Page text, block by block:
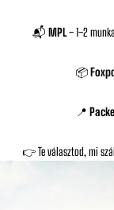
📬 MPL– 1–2
📦
📍
👉 Te választod, mi